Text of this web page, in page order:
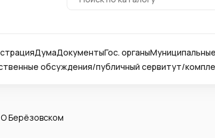
ДумаДокументыГос. органы
обсуждения/публичный сервитут/
О Берёзовском